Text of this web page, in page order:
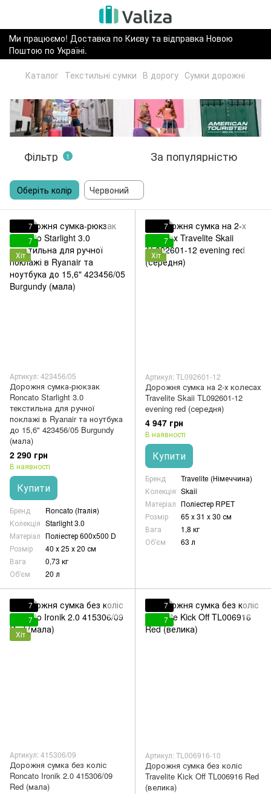
Ми працюємо! Доставка по Києву та відправка Новою
Поштою по Україні.
Каталог Текстильні сумки В дорогу Сумки дорожні
Фільтр 1 За популярністю
Оберіть колір Червоний
7
7
Хіт
Артикул: 423456/05
Дорожня сумка-рюкзак
Roncato Starlight 3.0
текстильна для ручної
поклажі в Ryanair та ноутбука
до 15,6" 423456/05 Burgundy
(мала)
2 290 грн
В наявності
Купити
Бренд
Roncato (Італія)
Колекція Starlight 3.0
Матеріал Поліестер 600x500 D
Розмір
40 х 25 х 20 см
Вага
0,73 кг
Об'єм
20 л
7
7
Хіт
Артикул: TL092601-12
Дорожня сумка на 2-х колесах
Travelite Skaii TL092601-12
evening red (середня)
4 947 грн
В наявності
Купити
Бренд
Travelite (Німеччина)
Колекція Skaii
Матеріал Поліестер RPET
Розмір
65 x 31 x 30 см
Вага
1,8 кг
Об'єм
63 л
7
7
Хіт
Артикул: 415306/09
Дорожня сумка без коліс
Roncato Ironik 2.0 415306/09
Red (мала)
7
7
Артикул: TL006916-10
Дорожня сумка без коліс
Travelite Kick Off TL006916 Red
(велика)